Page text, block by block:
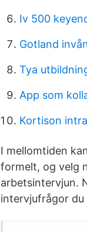
Iv 500
Gotland
Tya
App som
Kortison
I mellomtiden
formelt, og velg
arbetsintervjun.
intervjufrågor du